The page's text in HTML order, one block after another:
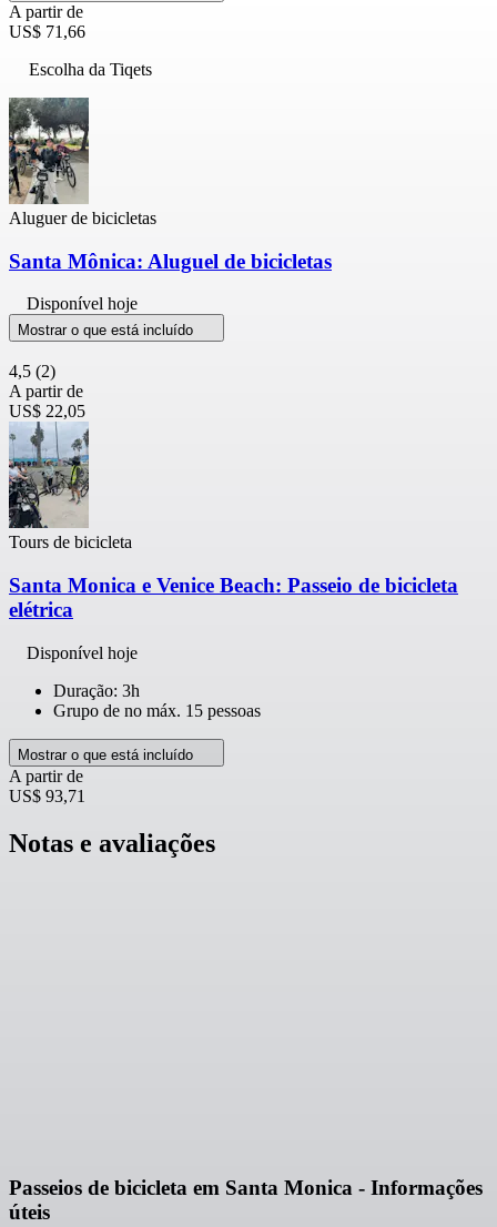
A partir de
US$ 71,66
Escolha da Tiqets
Aluguer de bicicletas
Santa Mônica: Aluguel de bicicletas
Disponível hoje
Mostrar o que está incluído
4,5 (2)
A partir de
US$ 22,05
Tours de bicicleta
Santa Monica e Venice Beach: Passeio de bicicleta
elétrica
Disponível hoje
Duração: 3h
Grupo de no máx. 15 pessoas
Mostrar o que está incluído
A partir de
US$ 93,71
Notas e avaliações
Passeios de bicicleta em Santa Monica - Informações
úteis